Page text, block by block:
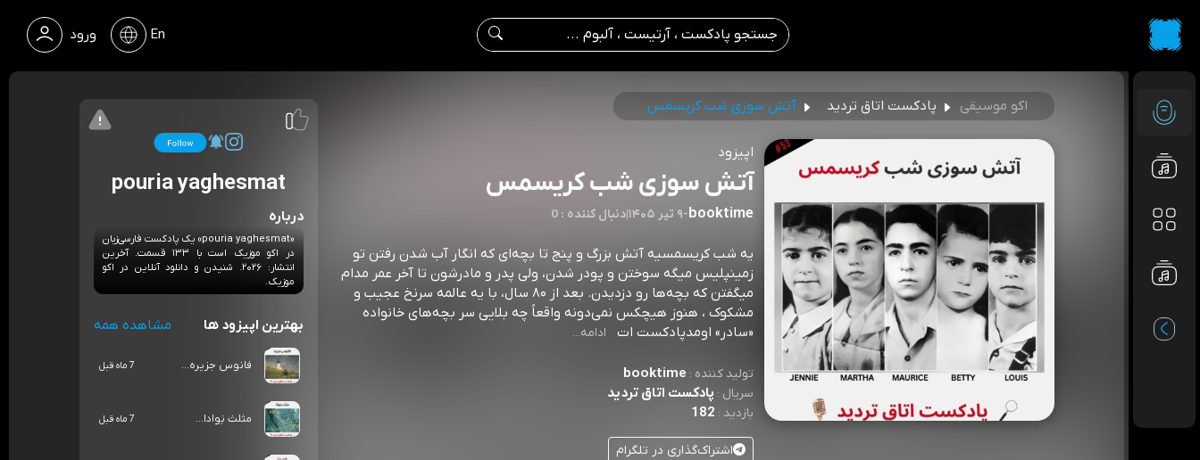
ورود En
اکو موسیقی پادکست اتاق تردید آتش سوزی شب کریسمس
اپیزود
آتش سوزی شب کریسمس
booktime
-۹ تیر ۱۴۰۵ |0 : دنبال کننده
یه شب کریسمسیه آتش بزرگ و پنج تا بچه‌ای که انگار آب شدن رفتن تو
زمینپلیس میگه سوختن و پودر شدن، ولی پدر و مادرشون تا آخر عمر مدام
میگفتن که بچه‌ها رو دزدیدن. بعد از ۸۰ سال، با یه عالمه سرنخ عجیب و
مشکوک ، هنوز هیچکس نمی‌دونه واقعاً چه بلایی سر بچه‌های خانواده
«سادر» اومدپادکست ات
ادامه...
تولید کننده : booktime
سریال : پادکست اتاق تردید
بازدید : 182
اشتراک‌گذاری در تلگرام
pouria yaghesmat
درباره
«pouria yaghesmat» یک پادکست فارسی‌زبان
در اکو موزیک است با ۱۳۳ قسمت. آخرین
انتشار: ۲۰۲۶. شنیدن و دانلود آنلاین در اکو
موزیک.
بهترین اپیزود ها مشاهده همه
فانوس جزیره... 7 ماه قبل
مثلث نِوادا... 7 ماه قبل